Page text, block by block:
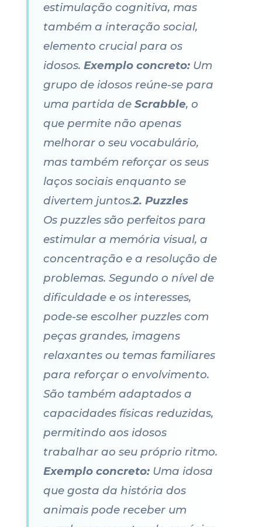
estimulação cognitiva, mas
também a interação social,
elemento crucial para os
idosos. Exemplo concreto:Um
grupo de idosos reúne-se para
uma partida de Scrabble, o
que permite não apenas
melhorar o seu vocabulário,
mas também reforçar os seus
laços sociais enquanto se
divertem juntos.2. Puzzles
Os puzzles são perfeitos para
estimular a memória visual, a
concentração e a resolução de
problemas. Segundo o nível de
dificuldade e os interesses,
pode-se escolher puzzles com
peças grandes, imagens
relaxantes ou temas familiares
para reforçar o envolvimento.
São também adaptados a
capacidades físicas reduzidas,
permitindo aos idosos
trabalhar ao seu próprio ritmo.
Exemplo concreto:Uma idosa
que gosta da história dos
animais pode receber um